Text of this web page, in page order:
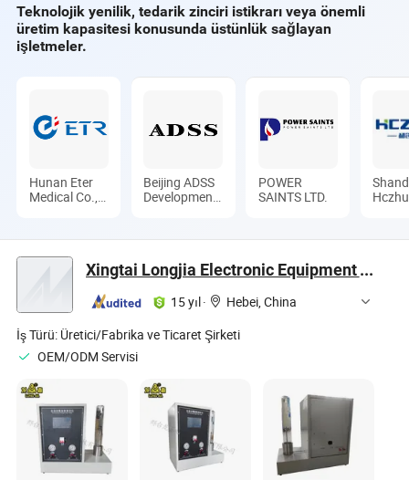
Teknolojik yenilik, tedarik zinciri istikrarı veya önemli
üretim kapasitesi konusunda üstünlük sağlayan
işletmeler.
Hunan Eter
Medical Co.,
Beijing ADSS
Development
POWER
SAINTS LTD.
Xingtai Longjia Electronic Equipment Technology Co., Ltd
15 yıl ·
Hebei, China
İş Türü: Üretici/Fabrika ve Ticaret Şirketi
OEM/ODM Servisi